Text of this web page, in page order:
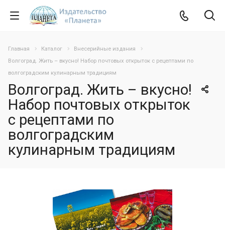
Главная Каталог
Внесерийные издания
Волгоград. Жить – вкусно! Набор почтовых открыток с рецептами по
волгоградским кулинарным традициям
Волгоград. Жить – вкусно!
Набор почтовых открыток
с рецептами по
волгоградским
кулинарным традициям